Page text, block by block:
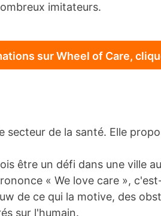
imitateurs.
sur Wheel of Care,
de la santé. Elle
être un défi dans une ville
« We love care »,
de ce qui la motive, des
sur l'humain.